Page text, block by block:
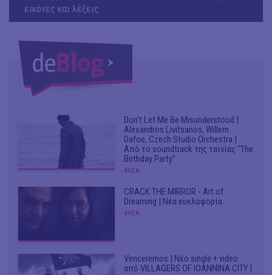
εικόνες και λέξεις
Don't Let Me Be Misunderstood |
Alexandros Livitsanos, Willem
Dafoe, Czech Studio Orchestra |
Από το soundtrack της ταινίας "The
Birthday Party"
#ΝΕΑ
CRACK THE MIRROR - Art of
Dreaming | Νέα κυκλοφορία
#ΝΕΑ
Venceremos | Νέο single + video
από VILLAGERS OF IOANNINA CITY |